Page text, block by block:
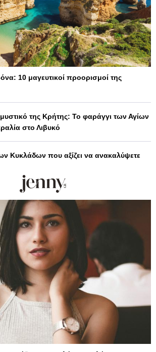
10 μαγευτικοί προορισμοί της
της Κρήτης: Το φαράγγι των Αγίων
στο Λιβυκό
Κυκλάδων που αξίζει να ανακαλύψετε